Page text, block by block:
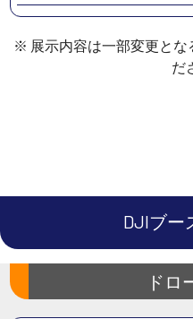
※ 展示内容は一部変更とな
だ
DJIブー
ドロ